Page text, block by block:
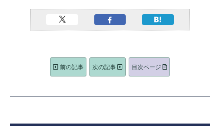
前の記事 次の記事 目次ページ